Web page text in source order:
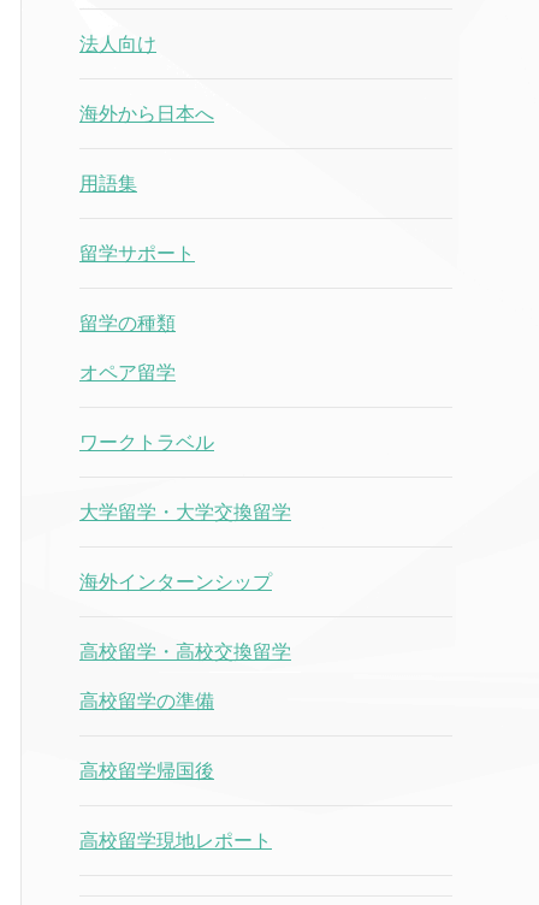
法人向け
海外から日本へ
用語集
留学サポート
留学の種類
オペア留学
ワークトラベル
大学留学・大学交換留学
海外インターンシップ
高校留学・高校交換留学
高校留学の準備
高校留学帰国後
高校留学現地レポート